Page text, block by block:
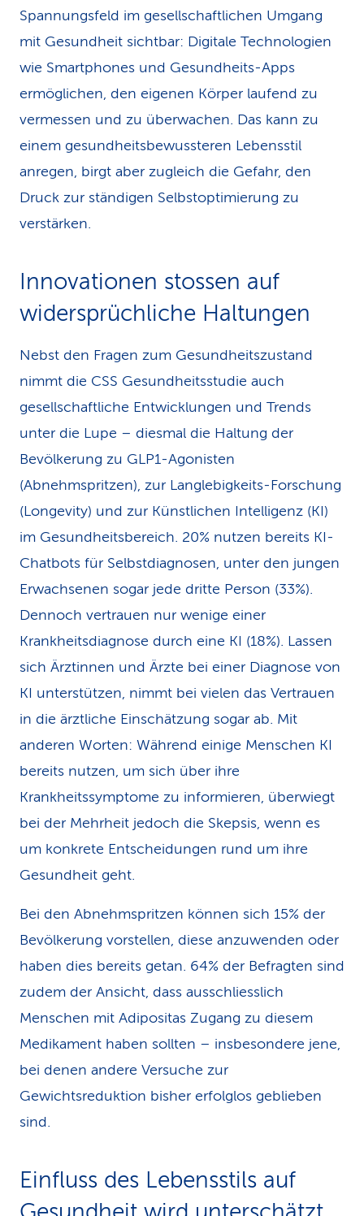
Spannungsfeld im gesellschaftlichen Umgang
mit Gesundheit sichtbar: Digitale Technologien
wie Smartphones und Gesundheits-Apps
ermöglichen, den eigenen Körper laufend zu
vermessen und zu überwachen. Das kann zu
einem gesundheitsbewussteren Lebensstil
anregen, birgt aber zugleich die Gefahr, den
Druck zur ständigen Selbstoptimierung zu
verstärken.
Innovationen stossen auf
widersprüchliche Haltungen
Nebst den Fragen zum Gesundheitszustand
nimmt die CSS Gesundheitsstudie auch
gesellschaftliche Entwicklungen und Trends
unter die Lupe – diesmal die Haltung der
Bevölkerung zu GLP1-Agonisten
(Abnehmspritzen), zur Langlebigkeits-Forschung
(Longevity) und zur Künstlichen Intelligenz (KI)
im Gesundheitsbereich. 20% nutzen bereits KI-
Chatbots für Selbstdiagnosen, unter den jungen
Erwachsenen sogar jede dritte Person (33%).
Dennoch vertrauen nur wenige einer
Krankheitsdiagnose durch eine KI (18%). Lassen
sich Ärztinnen und Ärzte bei einer Diagnose von
KI unterstützen, nimmt bei vielen das Vertrauen
in die ärztliche Einschätzung sogar ab. Mit
anderen Worten: Während einige Menschen KI
bereits nutzen, um sich über ihre
Krankheitssymptome zu informieren, überwiegt
bei der Mehrheit jedoch die Skepsis, wenn es
um konkrete Entscheidungen rund um ihre
Gesundheit geht.
Bei den Abnehmspritzen können sich 15% der
Bevölkerung vorstellen, diese anzuwenden oder
haben dies bereits getan. 64% der Befragten sind
zudem der Ansicht, dass ausschliesslich
Menschen mit Adipositas Zugang zu diesem
Medikament haben sollten – insbesondere jene,
bei denen andere Versuche zur
Gewichtsreduktion bisher erfolglos geblieben
sind.
Einfluss des Lebensstils auf